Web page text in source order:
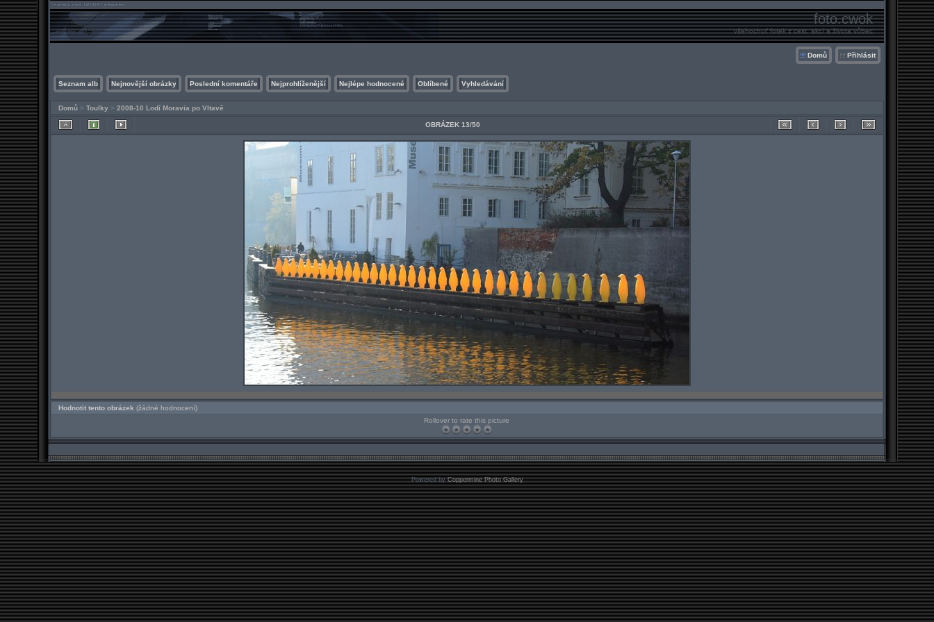
foto.cwok
všehochuť fotek z cest, akcí a života vůbec
Domů Přihlásit
Seznam alb Nejnovější obrázky Poslední komentáře Nejprohlíženější Nejlépe hodnocené Oblíbené Vyhledávání
Domů > Toulky > 2008-10 Lodí Moravia po Vltavě
OBRÁZEK 13/50
Hodnotit tento obrázek (žádné hodnocení)
Rollover to rate this picture
Powered byCoppermine Photo Gallery